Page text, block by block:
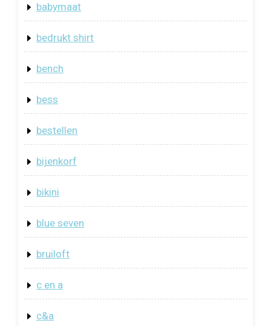
babymaat
bedrukt shirt
bench
bess
bestellen
bijenkorf
bikini
blue seven
bruiloft
c en a
c&a